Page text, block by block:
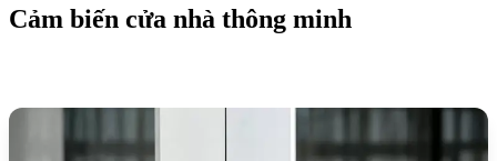
Cảm biến cửa nhà thông minh